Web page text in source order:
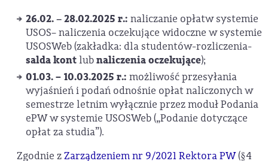
26.02. − 28.02.2025 r.: naliczanie opłatw systemie
USOS– naliczenia oczekujące widoczne w systemie
USOSWeb (zakładka: dla studentów-rozliczenia-
salda kontlubnaliczenia oczekujące);
01.03. – 10.03.2025 r.: możliwość przesyłania
wyjaśnień i podań odnośnie opłat naliczonych w
semestrze letnim wyłącznie przez moduł Podania
ePW w systemie USOSWeb („Podanie dotyczące
opłat za studia”).
Zgodnie zZarządzeniem nr 9/2021 Rektora PW(§4